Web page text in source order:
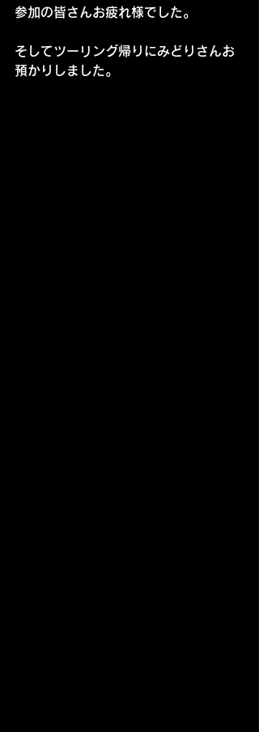
参加の皆さんお疲れ様でした。
そしてツーリング帰りにみどりさんお
預かりしました。